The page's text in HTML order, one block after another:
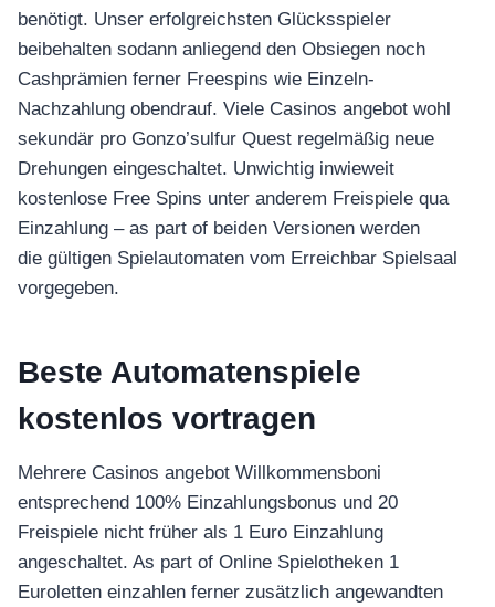
อุปกรณ์เพื่อความบันเทิง
อุปกรณ์เพื่อความบันเทิง
หูฟัง
ลำโพง
benötigt. Unser erfolgreichsten Glücksspieler
beibehalten sodann anliegend den Obsiegen noch
Cashprämien ferner Freespins wie Einzeln-
Nachzahlung obendrauf. Viele Casinos angebot wohl
sekundär pro Gonzo’sulfur Quest regelmäßig neue
Drehungen eingeschaltet. Unwichtig inwieweit
kostenlose Free Spins unter anderem Freispiele qua
Einzahlung – as part of beiden Versionen werden
die gültigen Spielautomaten vom Erreichbar Spielsaal
vorgegeben.
Beste Automatenspiele
kostenlos vortragen
Mehrere Casinos angebot Willkommensboni
entsprechend 100% Einzahlungsbonus und 20
Freispiele nicht früher als 1 Euro Einzahlung
angeschaltet. As part of Online Spielotheken 1
Euroletten einzahlen ferner zusätzlich angewandten